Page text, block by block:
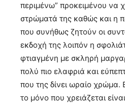
περιμένω” προκειμένου να
στρώματά της καθώς και η
που συνήθως ζητούν οι
εκδοχή της λοιπόν η
φτιαγμένη με σκληρή
πολύ πιο ελαφριά και
που της δίνει ωραίο χρώμα.
το μόνο που χρειάζεται